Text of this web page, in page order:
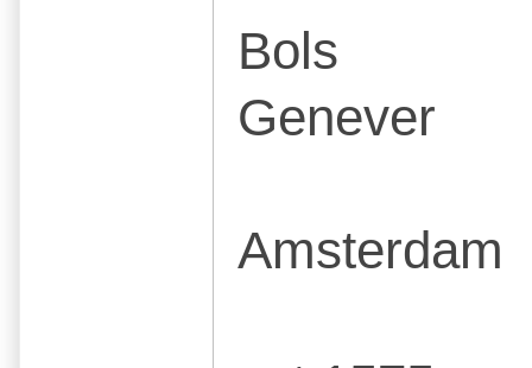
Bols
Genever
Amsterdam